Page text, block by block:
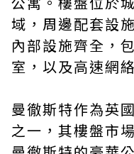
域，周邊配套設
內部設施齊全，
室，以及高速網
曼徹斯特作為英
之一，其樓盤市